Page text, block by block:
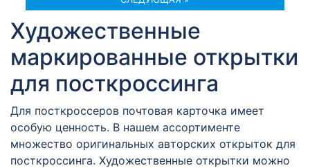
Художественные
маркированные открытки
для посткроссинга
Для посткроссеров почтовая карточка имеет
особую ценность. В нашем ассортименте
множество оригинальных авторских открыток для
посткроссинга. Художественные открытки можно